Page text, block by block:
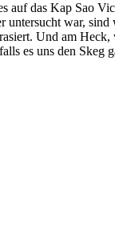
auf das Kap
war,
Und am Heck,
es uns den